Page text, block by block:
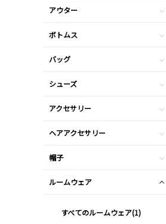
アウター
ボトムス
バッグ
シューズ
アクセサリー
ヘアアクセサリー
帽子
ルームウェア
すべてのルームウェア(1)